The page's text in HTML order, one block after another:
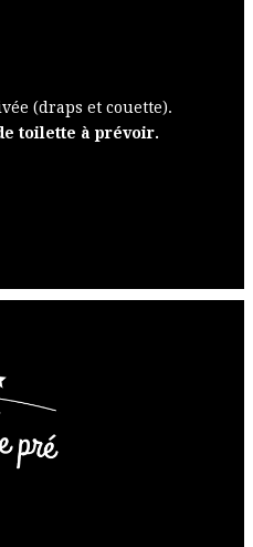
(draps et couette).
toilette à prévoir.